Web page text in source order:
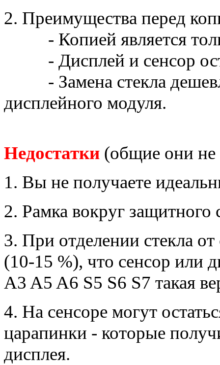
2. Преимущества перед
- Копией является
- Дисплей и сенсор
- Замена стекла
дисплейного модуля.
Недостатки (общие они не
1. Вы не получаете
2. Рамка вокруг защитного
3. При отделении стекла от
(10-15 %), что сенсор или
A3 A5 A6 S5 S6 S7 такая
4. На сенсоре могут
царапинки - которые
дисплея.